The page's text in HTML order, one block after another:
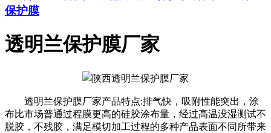
保护膜
透明兰保护膜厂家
透明兰保护膜厂家产品特点:排气快，吸附性能突出，涂
布比市场普通过程膜更高的硅胶涂布量，经过高温没湿测试不
脱胶，不残胶，满足模切加工过程的多种产品表面不同所带来